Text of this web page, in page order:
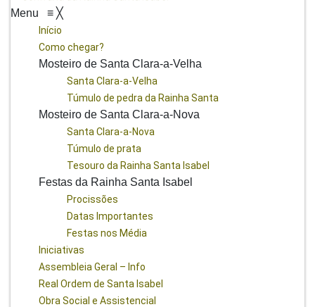
Menu ≡ ╳
Início
Como chegar?
Mosteiro de Santa Clara-a-Velha
Santa Clara-a-Velha
Túmulo de pedra da Rainha Santa
Mosteiro de Santa Clara-a-Nova
Santa Clara-a-Nova
Túmulo de prata
Tesouro da Rainha Santa Isabel
Festas da Rainha Santa Isabel
Procissões
Datas Importantes
Festas nos Média
Iniciativas
Assembleia Geral – Info
Real Ordem de Santa Isabel
Obra Social e Assistencial